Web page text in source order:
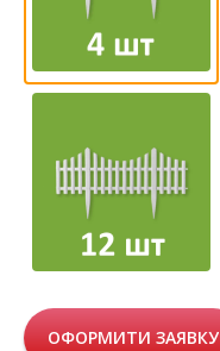
ОФОРМИТИ ЗАЯВКУ